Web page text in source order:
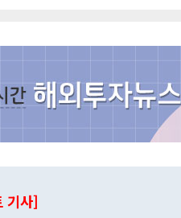
기사]